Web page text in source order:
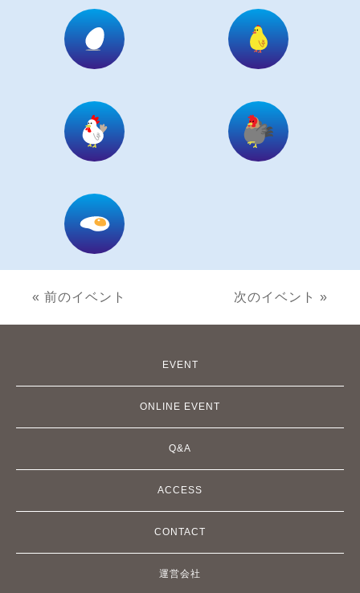
« 前のイベント 次のイベント »
EVENT
ONLINE EVENT
Q&A
ACCESS
CONTACT
運営会社